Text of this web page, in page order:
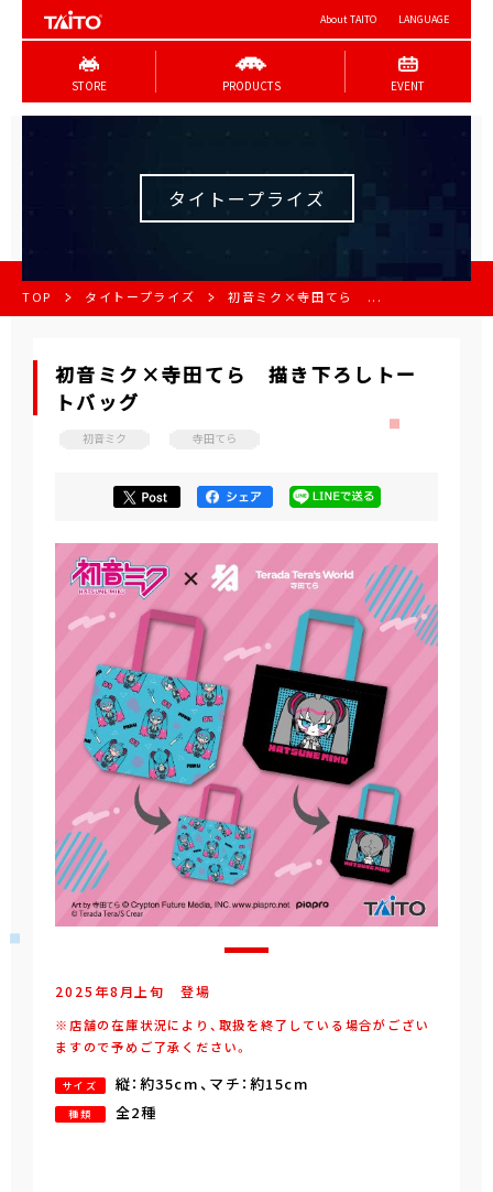
About TAITO LANGUAGE
STORE PRODUCTS EVENT
タイトープライズ
TOP タイトープライズ 初音ミク×寺田てら ...
初音ミク×寺田てら 描き下ろしトー
トバッグ
初音ミク 寺田てら
2025年8 月 上旬 登場
※店舗の在庫状況により、取扱を終了している場合がござい
ますので予めご了承ください。
サイズ 縦：約35cm、マチ：約15cm
種類 全2種